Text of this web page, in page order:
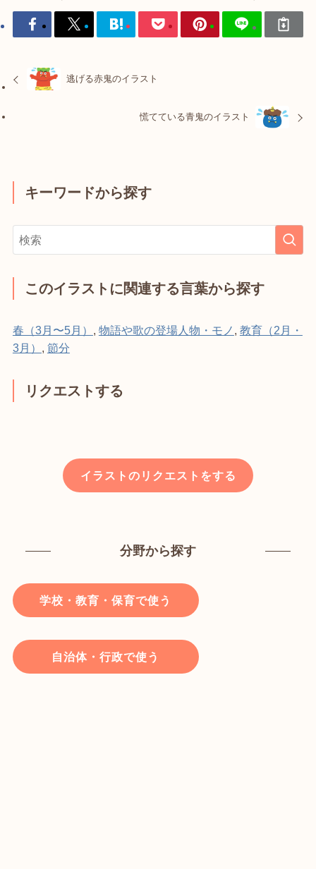
逃げる赤鬼のイラスト
慌てている青鬼のイラスト
キーワードから探す
このイラストに関連する言葉から探す
春（3月〜5月） 物語や歌の登場人物・モノ
教育（2月・
3月）
節分
リクエストする
イラストのリクエストをする
分野から探す
学校・教育・保育で使う
自治体・行政で使う